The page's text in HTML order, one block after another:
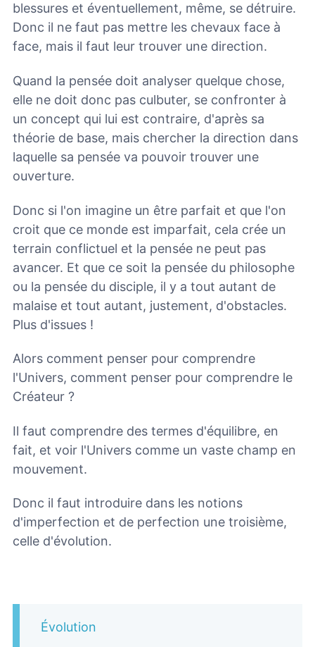
blessures et éventuellement, même, se détruire.
Donc il ne faut pas mettre les chevaux face à
face, mais il faut leur trouver une direction.
Quand la pensée doit analyser quelque chose,
elle ne doit donc pas culbuter, se confronter à
un concept qui lui est contraire, d'après sa
théorie de base, mais chercher la direction dans
laquelle sa pensée va pouvoir trouver une
ouverture.
Donc si l'on imagine un être parfait et que l'on
croit que ce monde est imparfait, cela crée un
terrain conflictuel et la pensée ne peut pas
avancer. Et que ce soit la pensée du philosophe
ou la pensée du disciple, il y a tout autant de
malaise et tout autant, justement, d'obstacles.
Plus d'issues !
Alors comment penser pour comprendre
l'Univers, comment penser pour comprendre le
Créateur ?
Il faut comprendre des termes d'équilibre, en
fait, et voir l'Univers comme un vaste champ en
mouvement.
Donc il faut introduire dans les notions
d'imperfection et de perfection une troisième,
celle d'évolution.
Évolution